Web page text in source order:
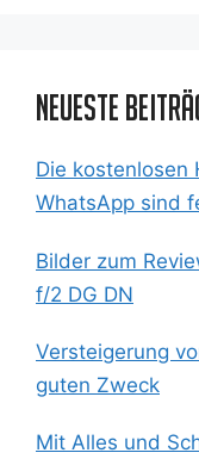
Neueste
Die kostenlosen
WhatsApp sind
Bilder zum
f/2 DG DN
Versteigerung
guten Zweck
Mit Alles und